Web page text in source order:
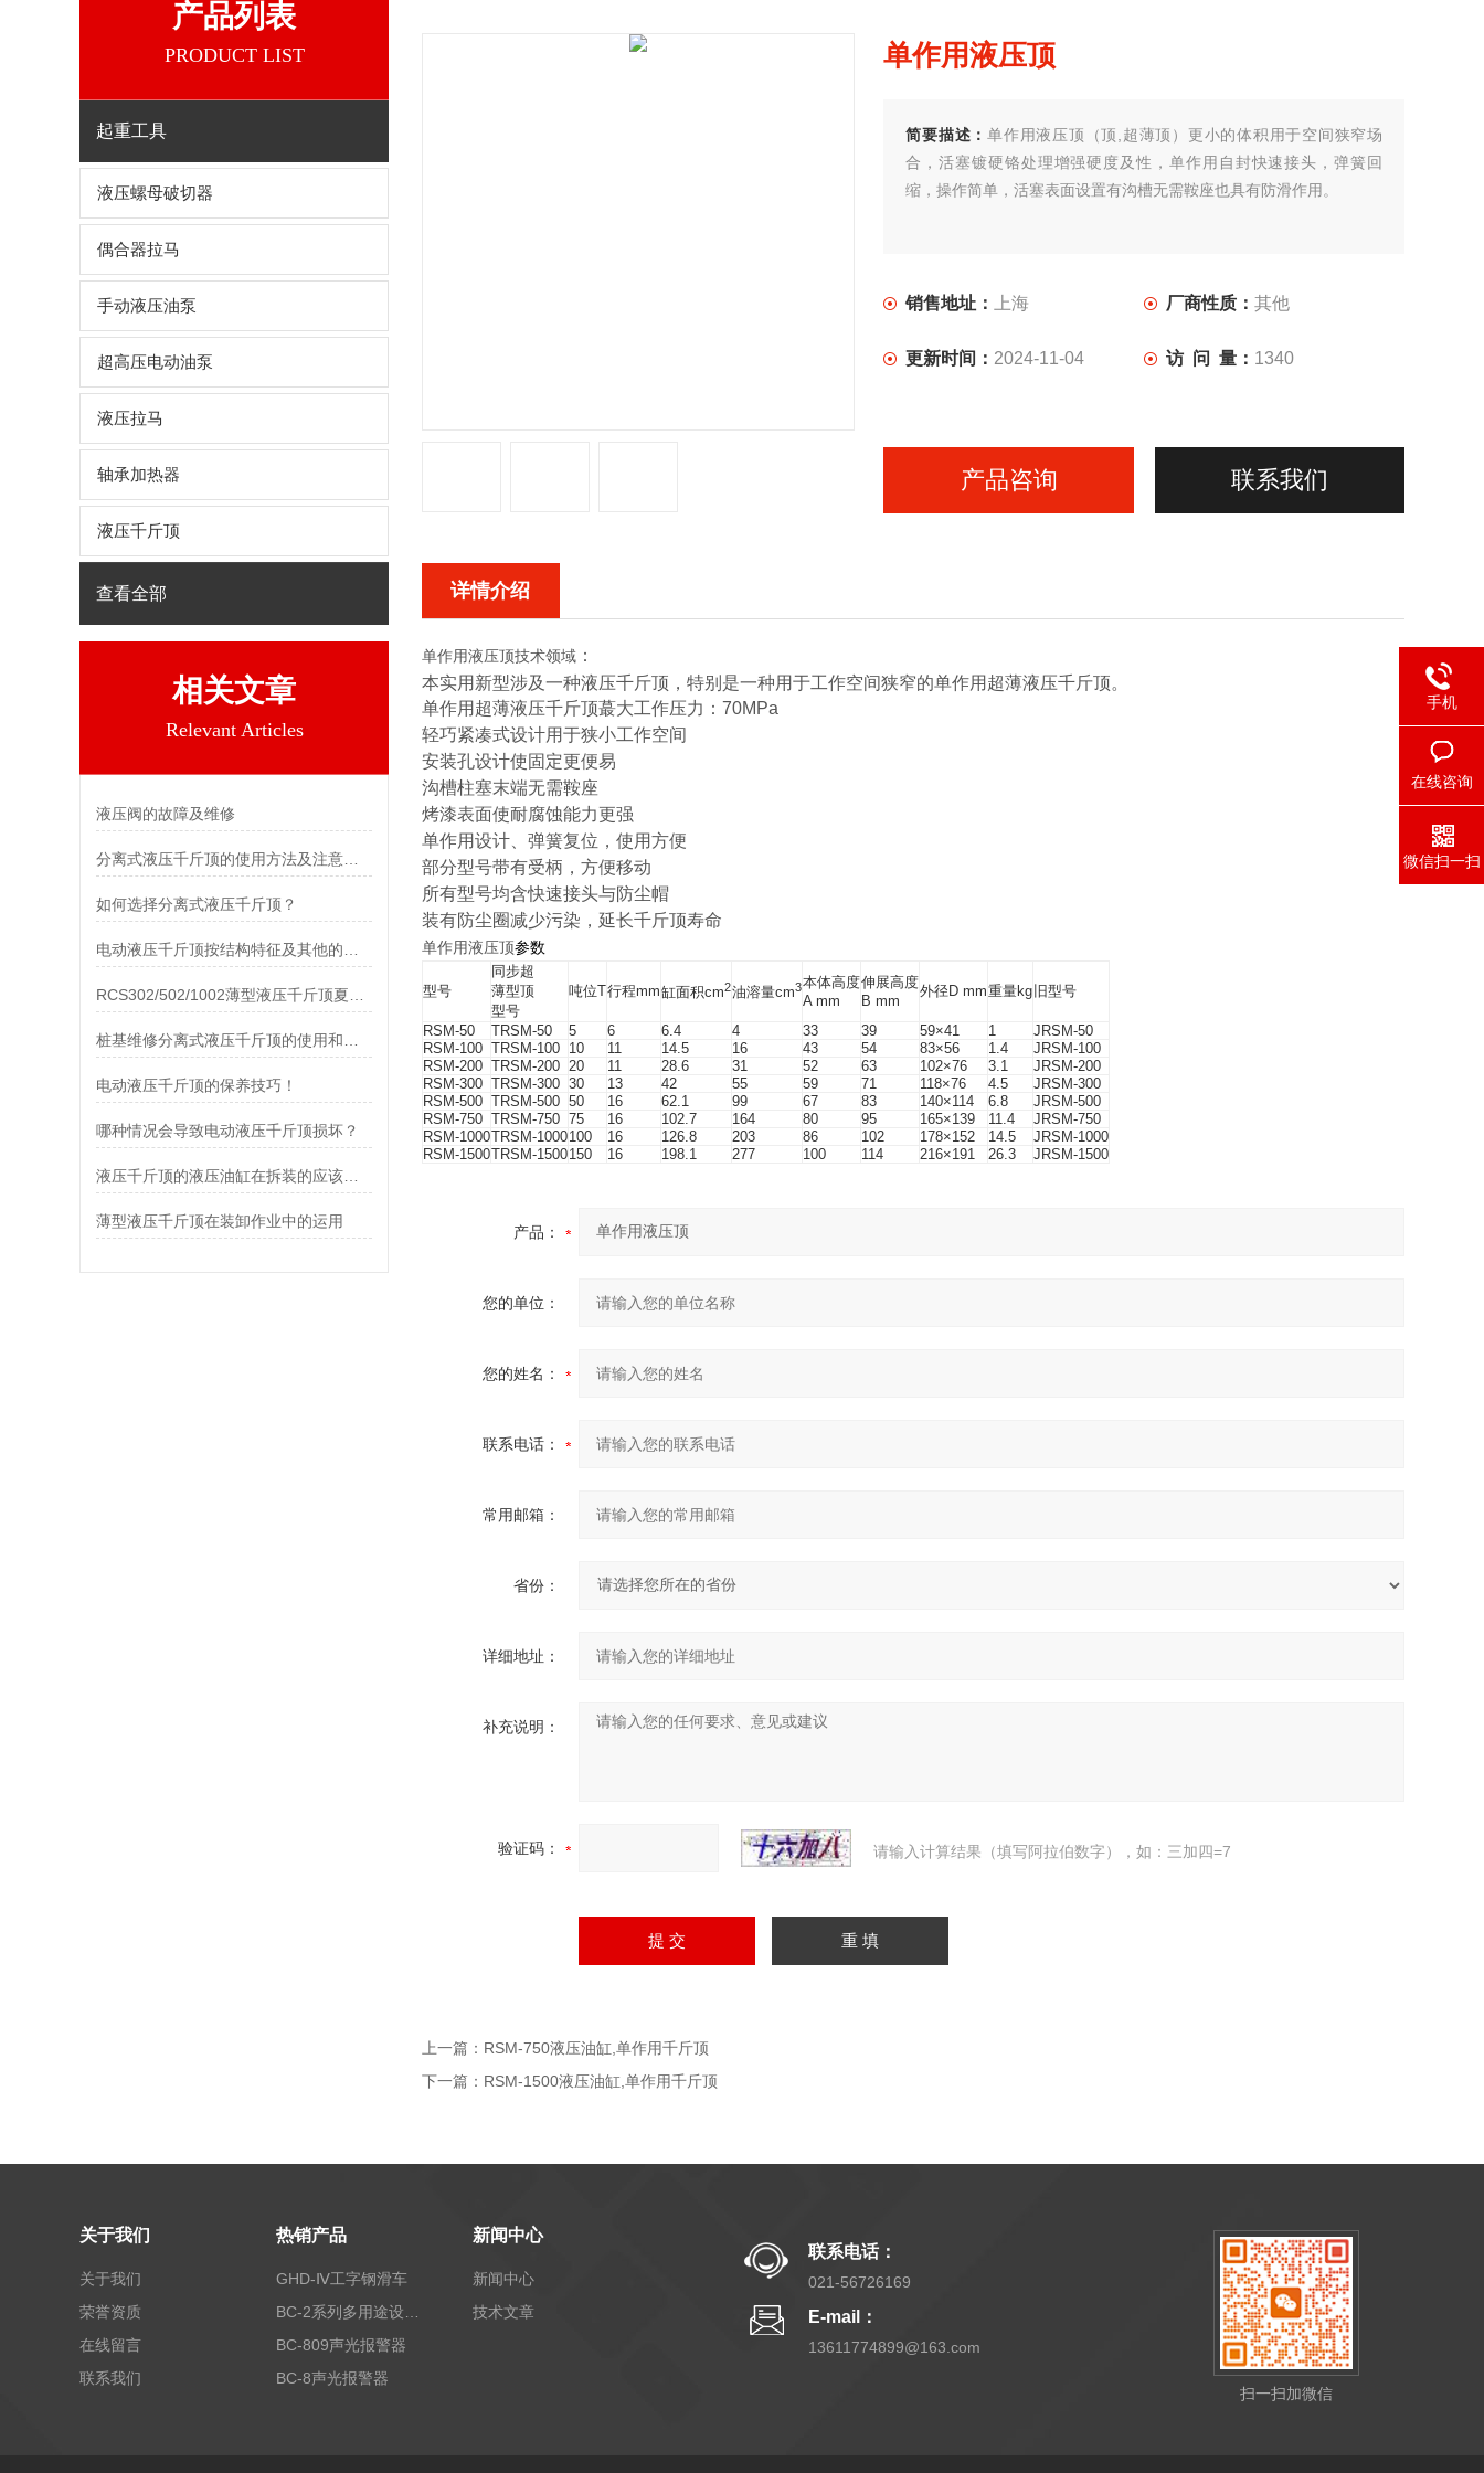
产品列表
PRODUCT LIST
起重工具
液压螺母破切器
偶合器拉马
手动液压油泵
超高压电动油泵
液压拉马
轴承加热器
液压千斤顶
查看全部
相关文章
Relevant Articles
液压阀的故障及维修
分离式液压千斤顶的使用方法及注意事项
如何选择分离式液压千斤顶？
电动液压千斤顶的保养技巧！
哪种情况会导致电动液压千斤顶损坏？
液压千斤顶的液压油缸在拆装的应该注意些什么？
薄型液压千斤顶在装卸作业中的运用
单作用液压顶
简要描述：单作用液压顶（顶,超薄顶）更小的体积用于空间狭窄场
合，活塞镀硬铬处理增强硬度及性，单作用自封快速接头，弹簧回
缩，操作简单，活塞表面设置有沟槽无需鞍座也具有防滑作用。
销售地址： 上海 厂商性质：其他
更新时间： 2024-11-04 访 问 量： 1340
产品咨询 联系我们
详情介绍
单作用液压顶技术领域 ：
本实用新型涉及一种液压千斤顶，特别是一种用于工作空间狭窄的单作用超薄液压千斤顶。
单作用超薄液压千斤顶蕞大工作压力 ：70MPa
轻巧紧凑式设计用于狭小工作空间
安装孔设计使固定更便易
沟槽柱塞末端无需鞍座
烤漆表面使耐腐蚀能力更强
单作用设计、弹簧复位，使用方便
部分型号带有受柄，方便移动
所有型号均含快速接头与防尘帽
装有防尘圈减少污染，延长千斤顶寿命
单作用液压顶参数
型号
同步超
薄型顶
型号
吨位T行程mm缸面积cm2油溶量cm3本体高度
A mm
伸展高度
B mm
外径D mm重量kg 旧型号
RSM-50 TRSM-50 5 6 6.4 4 33 39 59×41 1
JRSM-50
RSM-100 TRSM-100 10 11 14.5 16 43 54 83×56 1.4
JRSM-100
RSM-200 TRSM-200 20 11 28.6 31 52 63 102×76 3.1
JRSM-200
RSM-300 TRSM-300 30 13 42 55 59 71 118×76 4.5
JRSM-300
RSM-500 TRSM-500 50 16 62.1 99 67 83 140×114 6.8
JRSM-500
RSM-750 TRSM-750 75 16 102.7 164 80 95 165×139 11.4
JRSM-750
RSM-1000TRSM-1000100 16 126.8 203 86 102 178×152 14.5
JRSM-1000
RSM-1500TRSM-1500150 16 198.1 277 100 114 216×191 26.3 JRSM-1500
产品：
您的单位：
您的姓名：
联系电话：
常用邮箱：
省份：
详细地址：
补充说明：
验证码： 请输入计算结果（填写阿拉伯数字），如：三加四=7
上一篇： RSM-750液压油缸,单作用千斤顶
下一篇： RSM-1500液压油缸,单作用千斤顶
关于我们
关于我们
荣誉资质
在线留言
联系我们
热销产品
GHD-Ⅳ工字钢滑车
BC-809声光报警器
BC-8声光报警器
新闻中心
新闻中心
技术文章
联系电话：
021-56726169
E-mail：
13611774899@163.com
扫一扫加微信
手机
在线咨询
微信扫一扫